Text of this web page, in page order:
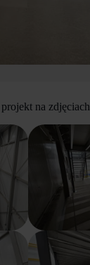
na zdjęciach